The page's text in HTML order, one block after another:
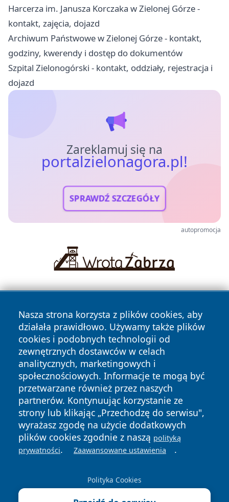
Harcerza im. Janusza Korczaka w Zielonej Górze -
kontakt, zajęcia, dojazd
Archiwum Państwowe w Zielonej Górze - kontakt,
godziny, kwerendy i dostęp do dokumentów
Szpital Zielonogórski - kontakt, oddziały, rejestracja i
dojazd
Zareklamuj się na
portalzielonagora.pl!
SPRAWDŹ SZCZEGÓŁY
autopromocja
Nasza strona korzysta z plików cookies, aby
działała prawidłowo. Używamy także plików
cookies i podobnych technologii od
zewnętrznych dostawców w celach
analitycznych, marketingowych i
społecznościowych. Informacje te mogą być
przetwarzane również przez naszych
partnerów. Kontynuując korzystanie ze
strony lub klikając „Przechodzę do serwisu",
wyrażasz zgodę na użycie dodatkowych
plików cookies zgodnie z naszą polityką
prywatności. Zaawansowane ustawienia .
Polityka Cookies
Copyright © 2026 portalzielonagora.pl Wszystkie prawa
zastrzeżone.
News Autorzy
Polityka
Prywatności
Polityka
Cookies